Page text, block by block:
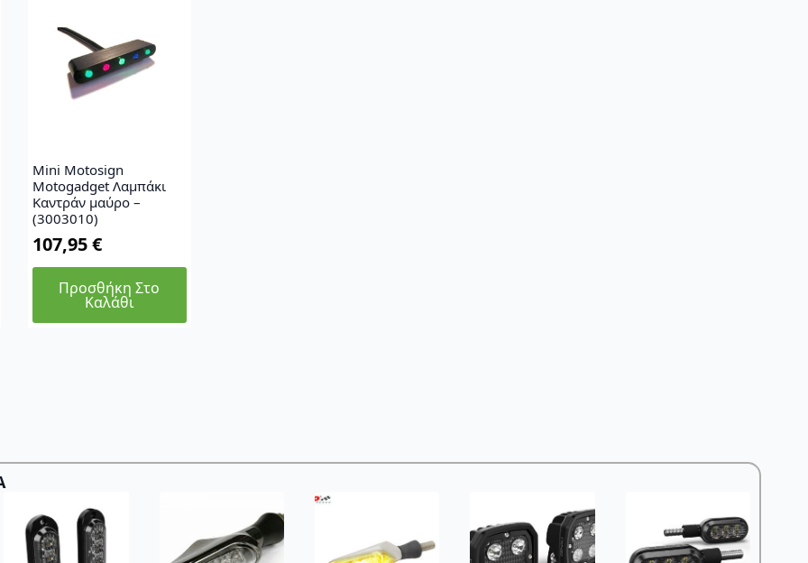
Mini Motosign
Motogadget Λαμπάκι
Καντράν μαύρο –
(3003010)
107,95€
Προσθήκη Στο
Καλάθι